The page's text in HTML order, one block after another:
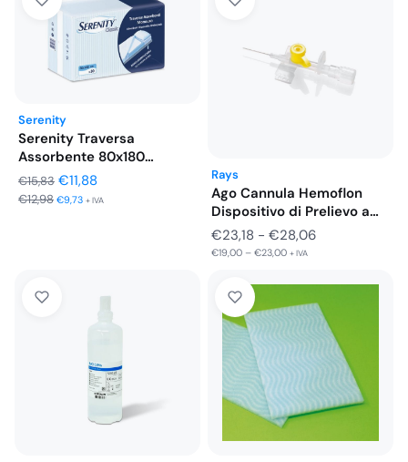
€1,66
€6,27
Serenity
Serenity Traversa
Assorbente 80x180
Salvamaterasso 30 Pezzi
€15,83 Il
prezzo
€11,88Il
prezzo
€12,98 €9,73 + IVA
Rays
Ago Cannula Hemoflon
Dispositivo di Prelievo a
2…
€23,18 - €28,06Fascia
da
€23,18
a
€28,06
€19,00 – €23,00 + IVA